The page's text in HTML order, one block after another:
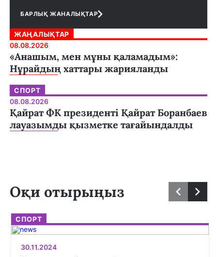
БАРЛЫҚ ЖАНАЛЫҚТАР
ЖАҢАЛЫҚТАР
08.08.2026
«Анашым, мен мұны қаламадым»:
Нұрайдың хаттары жарияланды
СПОРТ
08.08.2026
Қайрат ФК президенті Қайрат Боранбаев
лауазымды қызметке тағайындалды
Оқи отырыңыз
СПОРТ
30.11.2024